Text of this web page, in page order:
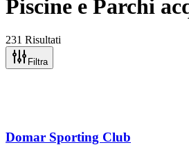
Piscine e Parchi
231 Risultati
Filtra
Domar Sporting Club